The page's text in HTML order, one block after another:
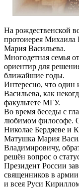
На рождественской
протоиерея
Мария Васильева.
Многодетная семья
ориентир для
ближайшие годы.
Интересно, что один
Васильева, как
факультете МГУ.
Во время беседы с
любимом философе.
Николае Бердяеве и
Матушка Мария
Владимировичу,
решён вопрос о
Президент России
священников в
и всея Руси